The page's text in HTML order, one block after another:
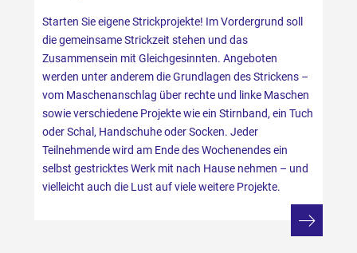
Starten Sie eigene Strickprojekte! Im Vordergrund soll
die gemeinsame Strickzeit stehen und das
Zusammensein mit Gleichgesinnten. Angeboten
werden unter anderem die Grundlagen des Strickens –
vom Maschenanschlag über rechte und linke Maschen
sowie verschiedene Projekte wie ein Stirnband, ein Tuch
oder Schal, Handschuhe oder Socken. Jeder
Teilnehmende wird am Ende des Wochenendes ein
selbst gestricktes Werk mit nach Hause nehmen – und
vielleicht auch die Lust auf viele weitere Projekte.